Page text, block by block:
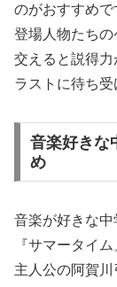
のがおすすめで
登場人物たち
交えると説得力
ラストに待ち受
音楽好きな
め
音楽が好きな
『サマータイム
主人公の阿賀川